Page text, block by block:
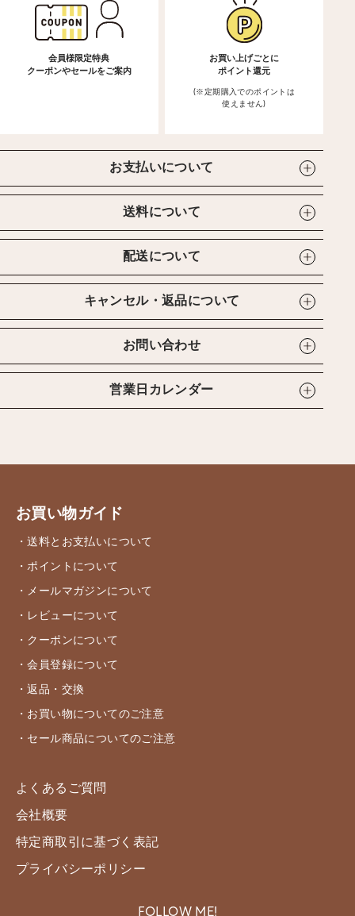
会員様限定特典
クーポンやセールをご案内
お買い上げごとに
ポイント還元
(※定期購入でのポイントは
使えません)
お支払いについて
送料について
配送について
キャンセル・返品について
お問い合わせ
営業日カレンダー
お買い物ガイド
・送料とお支払いについて
・ポイントについて
・メールマガジンについて
・レビューについて
・クーポンについて
・会員登録について
・返品・交換
・お買い物についてのご注意
・セール商品についてのご注意
よくあるご質問
会社概要
特定商取引に基づく表記
プライバシーポリシー
FOLLOW ME!